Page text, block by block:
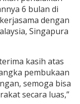
6 bulan di
dengan
Singapura
kasih atas
pembukaan
semoga bisa
secara luas,”